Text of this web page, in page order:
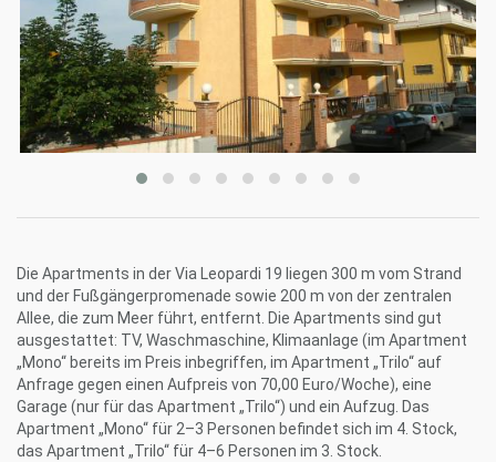
Die Apartments in der Via Leopardi 19 liegen 300 m vom Strand
und der Fußgängerpromenade sowie 200 m von der zentralen
Allee, die zum Meer führt, entfernt. Die Apartments sind gut
ausgestattet: TV, Waschmaschine, Klimaanlage (im Apartment
„Mono“ bereits im Preis inbegriffen, im Apartment „Trilo“ auf
Anfrage gegen einen Aufpreis von 70,00 Euro/Woche), eine
Garage (nur für das Apartment „Trilo“) und ein Aufzug. Das
Apartment „Mono“ für 2–3 Personen befindet sich im 4. Stock,
das Apartment „Trilo“ für 4–6 Personen im 3. Stock.